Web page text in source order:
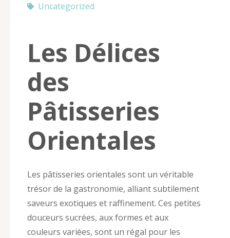
Uncategorized
Les Délices
des
Pâtisseries
Orientales
Les pâtisseries orientales sont un véritable
trésor de la gastronomie, alliant subtilement
saveurs exotiques et raffinement. Ces petites
douceurs sucrées, aux formes et aux
couleurs variées, sont un régal pour les